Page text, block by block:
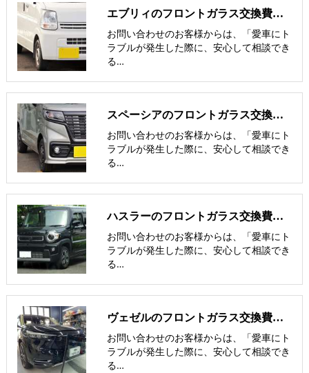
エブリィのフロントガラス交換費用･飛び石修理費用･低価格ガラス紹介
お問い合わせのお客様からは、「愛車にト
ラブルが発生した際に、安心して相談でき
る…
スペーシアのフロントガラス交換費用･飛び石修理費用･低価格ガラス紹介
お問い合わせのお客様からは、「愛車にト
ラブルが発生した際に、安心して相談でき
る…
ハスラーのフロントガラス交換費用･飛び石修理費用･低価格ガラス紹介
お問い合わせのお客様からは、「愛車にト
ラブルが発生した際に、安心して相談でき
る…
ヴェゼルのフロントガラス交換費用･飛び石修理費用･低価格ガラス紹介
お問い合わせのお客様からは、「愛車にト
ラブルが発生した際に、安心して相談でき
る…